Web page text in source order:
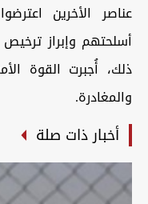
عناصر الأخرين
أسلحتهم وإبراز
ذلك، أُجبرت القوة
والمغادرة.
أخبار ذات صلة